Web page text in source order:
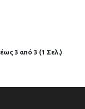
3 από 3 (1 Σελ.)